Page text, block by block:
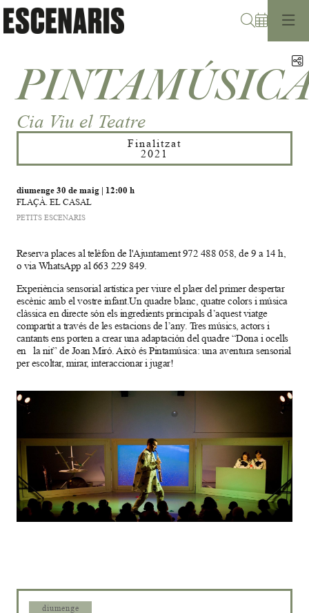
Cia Viu el Teatre
Finalitzat
2021
diumenge 30 de maig| 12:00 h
FLAÇÀ. EL CASAL
PETITS ESCENARIS
Reserva places al telèfon de l'Ajuntament 972 488 058, de 9 a 14 h,
o via WhatsApp al 663 229 849.
Experiència sensorial artística per viure el plaer del primer despertar
escènic amb el vostre infant.Un quadre blanc, quatre colors i música
clàssica en directe són els ingredients principals d’aquest viatge
compartit a través de les estacions de l’any. Tres músics, actors i
cantants ens porten a crear una adaptación del quadre “Dona i ocells
en la nit” de Joan Miró. Això és Pintamúsica: una aventura sensorial
per escoltar, mirar, interaccionar i jugar!
diumenge